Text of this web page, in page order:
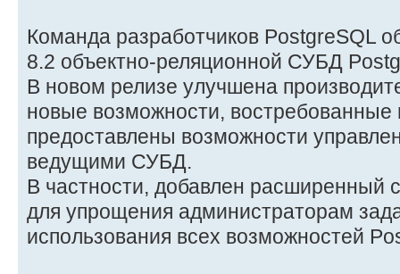
Команда разработчиков PostgreSQL
8.2 объектно-реляционной СУБД
В новом релизе улучшена
новые возможности, востребованные
предоставлены возможности
ведущими СУБД.
В частности, добавлен расширенный
для упрощения администраторам
использования всех возможностей